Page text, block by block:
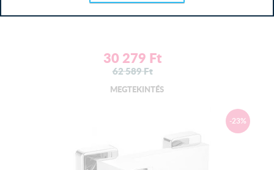
30 279 Ft
62 589Ft
MEGTEKINTÉS
-23%